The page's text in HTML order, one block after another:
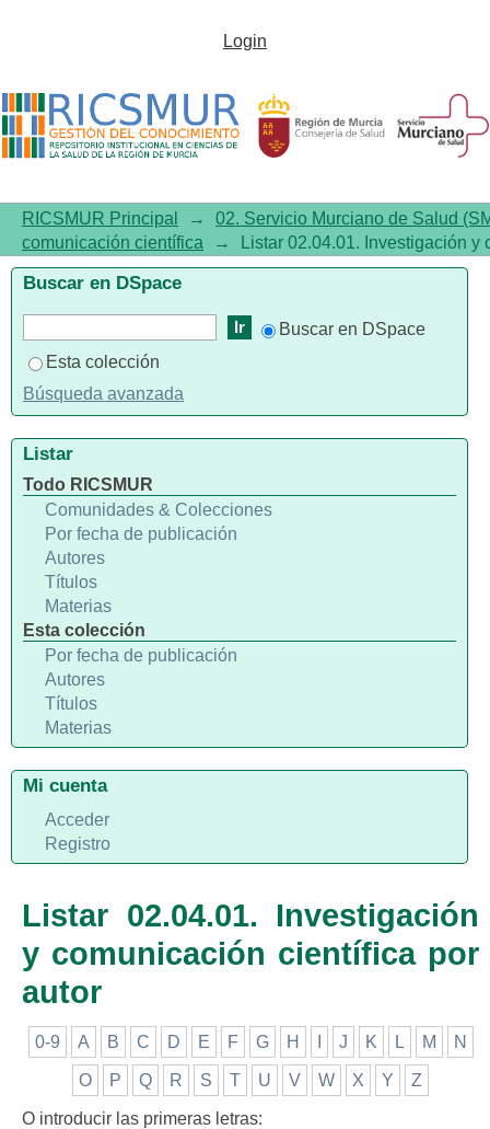
Listar 02.04.01. Investigación y
autor
Login
RICSMUR Principal →
02. Servicio Murciano de Salud
comunicación científica
→ Listar 02.04.01. Investigación
Listar 02.04.01. Investigación
y comunicación científica por
autor
0-9 A B C D E F G H J K L M N
O P Q R S T U V W X Y Z
O introducir las primeras letras:
Buscar en DSpace
Buscar en DSpace
Esta colección
Búsqueda avanzada
Listar
Todo RICSMUR
Comunidades & Colecciones
Por fecha de publicación
Autores
Títulos
Materias
Esta colección
Por fecha de publicación
Autores
Títulos
Materias
Mi cuenta
Acceder
Registro